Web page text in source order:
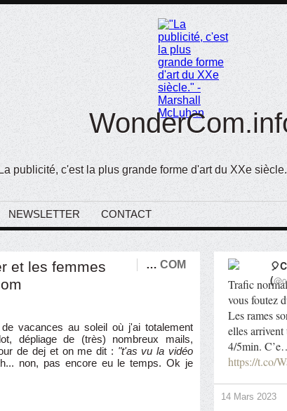
publicité, c'est la plus grande forme d'art du XXe
NEWSLETTER CONTACT
et les femmes
… COM
vacances au soleil où j'ai totalement
dépliage de (très) nombreux mails,
de dej et on me dit : "t'as vu la vidéo
non, pas encore eu le temps. Ok je
Trafic
vous foutez
Les rames
elles arrivent
4/5min.
https://t.co/
(
14 Mars 2023